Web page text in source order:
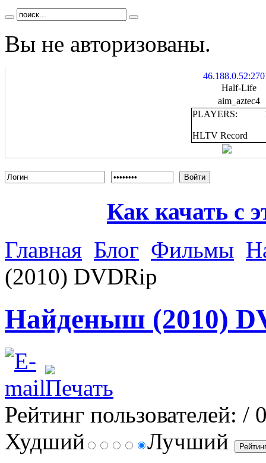
Вы не авторизованы.
Half-Life
aim_aztec4
PLAYERS:
HLTV Record
Войти
Как качать с
Главная Блог Фильмы
(2010) DVDRip
Найденыш (2010)
Рейтинг пользователей: /
Худший
Лучший